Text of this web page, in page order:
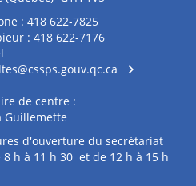
: 418 622-7825
: 418 622-7176
de centre :
Guillemette
d'ouverture du secrétariat
8 h à 11 h 30 et de 12 h à 15 h